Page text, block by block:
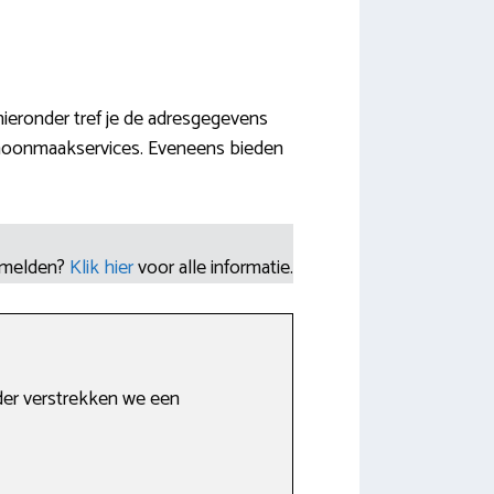
tref je de adresgegevens
Eveneens bieden
Klik hiervoor alle informatie.
verstrekken we een